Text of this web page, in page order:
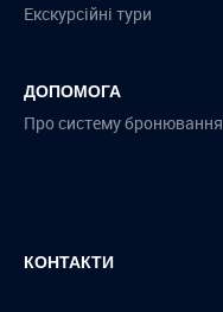
Екскурсійні тури
ДОПОМОГА
Про систему бронювання
КОНТАКТИ